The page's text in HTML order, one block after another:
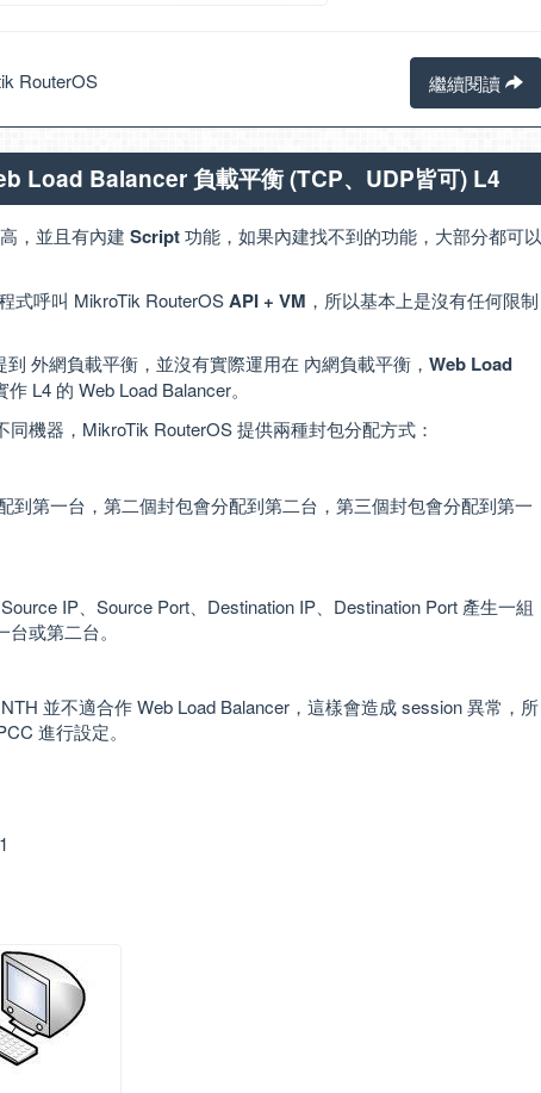
RouterOS 繼續閱讀
Load Balancer 負載平衡 (TCP、UDP皆可) L4
，並且有內建 Script功能，如果內建找不到的功能，大部分都可以
式呼叫 MikroTik RouterOSAPI + VM ，所以基本上是沒有任何限制
外網負載平衡，並沒有實際運用在 內網負載平衡， Web Load
作 L4 的 Web Load Balancer。
機器，MikroTik RouterOS 提供兩種封包分配方式：
到第一台，第二個封包會分配到第二台，第三個封包會分配到第一
IP、Source Port、Destination IP、Destination Port 產生一組
或第二台。
並不適合作 Web Load Balancer，這樣會造成 session 異常，所
進行設定。